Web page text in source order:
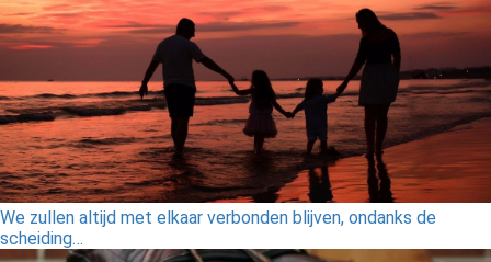
We zullen altijd met elkaar verbonden blijven, ondanks de
scheiding…